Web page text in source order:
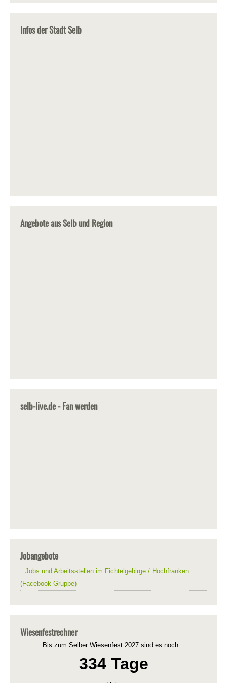
Infos der Stadt Selb
Angebote aus Selb und Region
selb-live.de - Fan werden
Jobangebote
Jobs und Arbeitsstellen im Fichtelgebirge / Hochfranken
(Facebook-Gruppe)
Wiesenfestrechner
Bis zum Selber Wiesenfest 2027 sind es noch...
334 Tage